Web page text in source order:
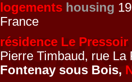
logements housing
France
résidence Le
Pierre Timbaud, rue
Fontenay sous Bois,